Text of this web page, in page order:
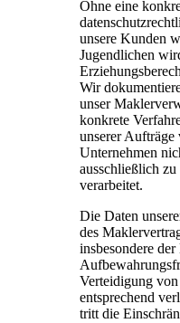
Ohne eine
unsere Kunden
Jugendlichen
Wir
unser
konkrete
unserer
Unternehmen
ausschließlich
verarbeitet.
Die Daten
des
insbesondere
Verteidigung
entsprechend
tritt die